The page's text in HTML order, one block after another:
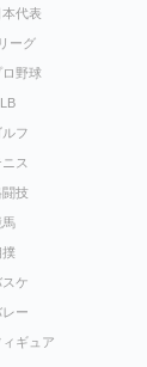
本代表
ーグ
ロ野球
ルフ
ニス
闘技
馬
撲
スケ
レー
ィギュア